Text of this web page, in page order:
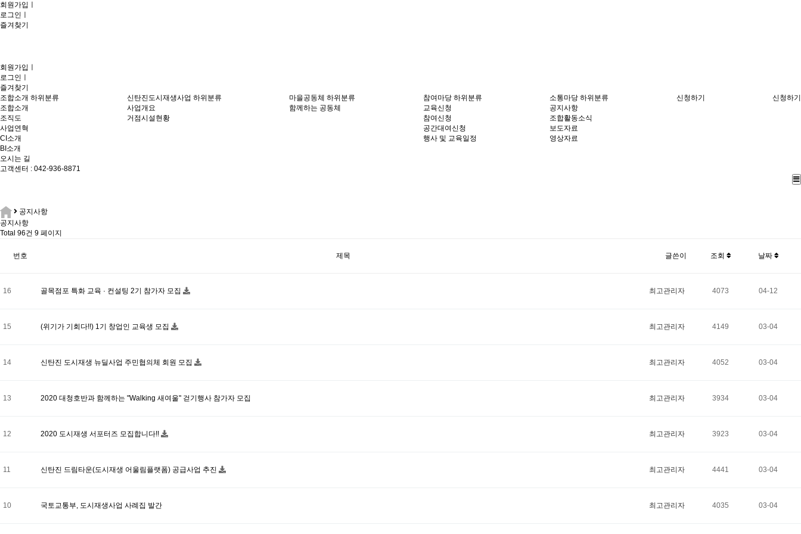
회원가입
로그인
즐겨찾기
회원가입
로그인
즐겨찾기
조합소개 하위분류
조합소개
조직도
사업연혁
CI소개
BI소개
오시는 길
신탄진도시재생사업 하위분류
사업개요
거점시설현황
마을공동체 하위분류
함께하는 공동체
참여마당 하위분류
교육신청
참여신청
공간대여신청
행사 및 교육일정
소통마당 하위분류
공지사항
조합활동소식
보도자료
영상자료
신청하기 신청하기
고객센터 : 042-936-8871
공지사항
공지사항
Total 96건 9 페이지
번호 제목 글쓴이 조회 날짜
16 골목점포 특화 교육 · 컨설팅 2기 참가자 모집 최고관리자 4073 04-12
15 (위기가 기회다!!) 1기 창업인 교육생 모집 최고관리자 4149 03-04
14 신탄진 도시재생 뉴딜사업 주민협의체 회원 모집 최고관리자 4052 03-04
13 2020 대청호반과 함께하는 "Walking 새여울" 걷기행사 참가자 모집 최고관리자 3934 03-04
12 2020 도시재생 서포터즈 모집합니다!! 최고관리자 3923 03-04
11 신탄진 드림타운(도시재생 어울림플랫폼) 공급사업 추진 최고관리자 4441 03-04
10 국토교통부, 도시재생사업 사례집 발간 최고관리자 4035 03-04